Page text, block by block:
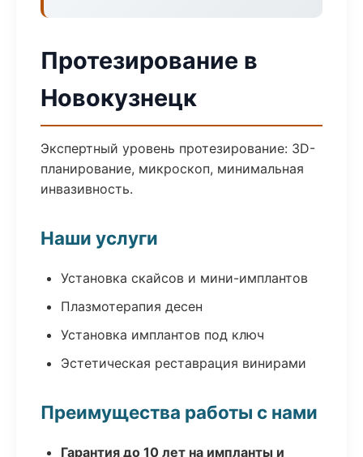
Протезирование в
Новокузнецк
Экспертный уровень протезирование: 3D-
планирование, микроскоп, минимальная
инвазивность.
Наши услуги
Установка скайсов и мини-имплантов
Плазмотерапия десен
Установка имплантов под ключ
Эстетическая реставрация винирами
Преимущества работы с нами
Гарантия до 10 лет на импланты и